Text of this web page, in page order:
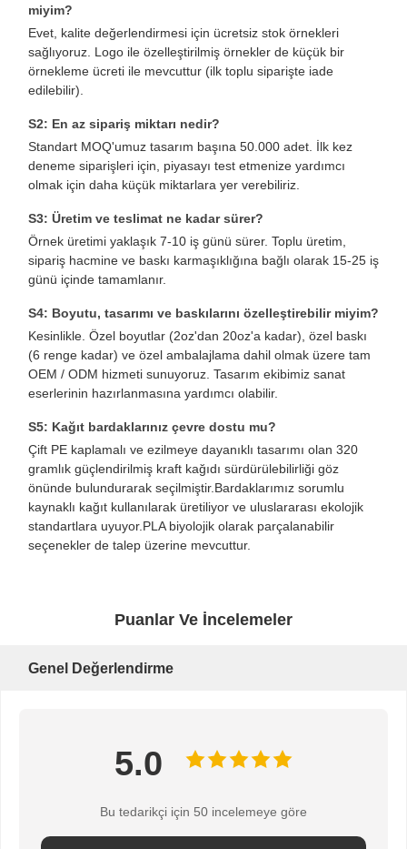
Kalite Kontrol
Bizimle
Haberler Davalar
Şimdi
Konuşalım.
Kağıt Kahve Fincanı
Tek kullanımlık kağıt kase
kağıt çorba bardağı
Saplı kağıt torba
Ekmek kağıt torbası
Yemek Kutusu
Özel fırın kutuları
Tek kullanımlık plastik bardak
miyim?
Evet, kalite değerlendirmesi için ücretsiz stok örnekleri
sağlıyoruz. Logo ile özelleştirilmiş örnekler de küçük bir
örnekleme ücreti ile mevcuttur (ilk toplu siparişte iade
edilebilir).
S2: En az sipariş miktarı nedir?
Standart MOQ'umuz tasarım başına 50.000 adet. İlk kez
deneme siparişleri için, piyasayı test etmenize yardımcı
olmak için daha küçük miktarlara yer verebiliriz.
S3: Üretim ve teslimat ne kadar sürer?
Örnek üretimi yaklaşık 7-10 iş günü sürer. Toplu üretim,
sipariş hacmine ve baskı karmaşıklığına bağlı olarak 15-25 iş
günü içinde tamamlanır.
S4: Boyutu, tasarımı ve baskılarını özelleştirebilir miyim?
Kesinlikle. Özel boyutlar (2oz'dan 20oz'a kadar), özel baskı
(6 renge kadar) ve özel ambalajlama dahil olmak üzere tam
OEM / ODM hizmeti sunuyoruz. Tasarım ekibimiz sanat
eserlerinin hazırlanmasına yardımcı olabilir.
S5: Kağıt bardaklarınız çevre dostu mu?
Çift PE kaplamalı ve ezilmeye dayanıklı tasarımı olan 320
gramlık güçlendirilmiş kraft kağıdı sürdürülebilirliği göz
önünde bulundurarak seçilmiştir.Bardaklarımız sorumlu
kaynaklı kağıt kullanılarak üretiliyor ve uluslararası ekolojik
standartlara uyuyor.PLA biyolojik olarak parçalanabilir
seçenekler de talep üzerine mevcuttur.
Puanlar Ve İncelemeler
Genel Değerlendirme
5.0
Bu tedarikçi için 50 incelemeye göre